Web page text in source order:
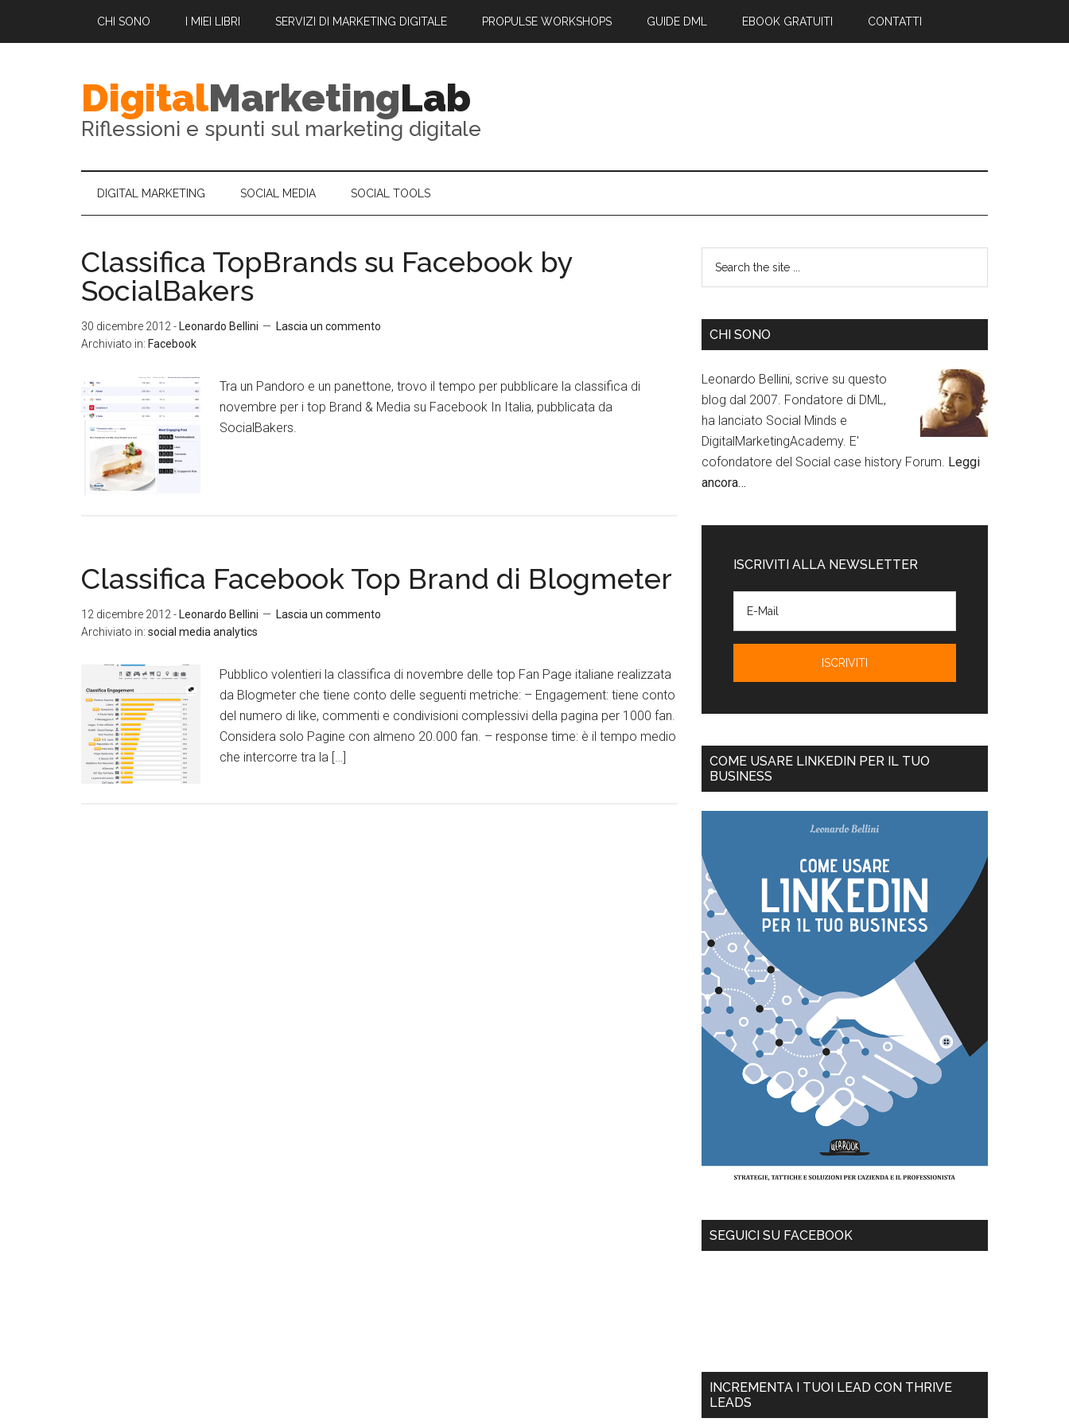
CHI SONO I MIEI LIBRI SERVIZI DI MARKETING DIGITALE PROPULSE WORKSHOPS GUIDE DML EBOOK GRATUITI CONTATTI
DigitalMarketingLab
Riflessioni e spunti sul marketing digitale
DIGITAL MARKETING SOCIAL MEDIA SOCIAL TOOLS
Classifica TopBrands su Facebook by
SocialBakers
30 dicembre 2012 - Leonardo Bellini
Lascia un commento
Archiviato in: Facebook
Tra un Pandoro e un panettone, trovo il tempo per pubblicare la classifica di
novembre per i top Brand & Media su Facebook In Italia, pubblicata da
SocialBakers.
Classifica Facebook Top Brand di Blogmeter
12 dicembre 2012 - Leonardo Bellini
Lascia un commento
Archiviato in: social media analytics
Pubblico volentieri la classifica di novembre delle top Fan Page italiane realizzata
da Blogmeter che tiene conto delle seguenti metriche: – Engagement: tiene conto
del numero di like, commenti e condivisioni complessivi della pagina per 1000 fan.
Considera solo Pagine con almeno 20.000 fan. – response time: è il tempo medio
che intercorre tra la […]
CHI SONO
Leonardo Bellini, scrive su questo
blog dal 2007. Fondatore di DML,
ha lanciato Social Minds e
DigitalMarketingAcademy. E'
cofondatore del Social case history Forum. Leggi
ancora…
ISCRIVITI ALLA NEWSLETTER
COME USARE LINKEDIN PER IL TUO
BUSINESS
SEGUICI SU FACEBOOK
INCREMENTA I TUOI LEAD CON THRIVE
LEADS